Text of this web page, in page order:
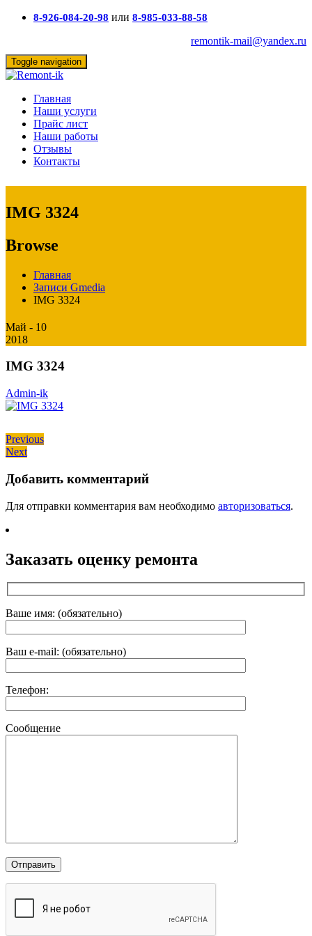
8-926-084-20-98 или 8-985-033-88-58
remontik-mail@yandex.ru
Toggle navigation
Главная
Наши услуги
Прайс лист
Наши работы
Отзывы
Контакты
IMG 3324
Browse
Главная
Записи Gmedia
IMG 3324
Май - 10
2018
IMG 3324
Admin-ik
Навигация
по
записям
PreviousPrevious
NextNext
Добавить комментарий
Для отправки комментария вам необходимо авторизоваться.
Заказать оценку ремонта
Ваше имя: (обязательно)
Ваш e-mail: (обязательно)
Телефон:
Сообщение